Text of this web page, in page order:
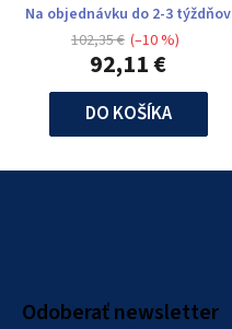
Na objednávku do 2-3 týždňov
92,11 €
102,35 € (–10 %)
DO KOŠÍKA
Odoberať newsletter